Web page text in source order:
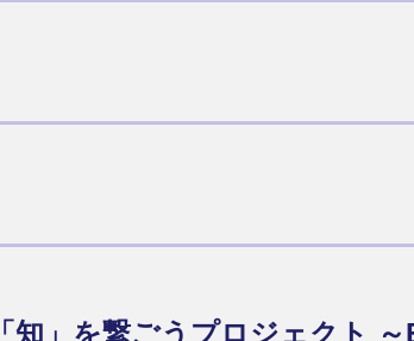
知」を繋ごうプロジェクト ～